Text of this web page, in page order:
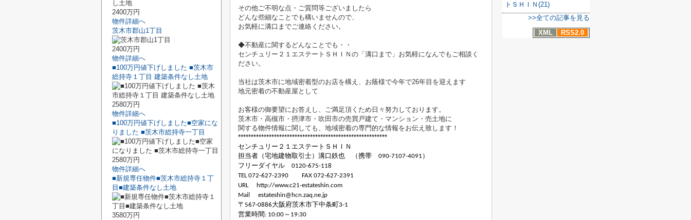
その他ご不明な点・ご質問等ございましたら
どんな些細なことでも構いませんので、
お気軽に溝口までご連絡ください。
◆不動産に関するどんなことでも・・
センチュリー２１エステートＳＨＩＮの「溝口まで」お気軽になんでもご相談く
ださい。
当社は茨木市に地域密着型のお店を構え、お蔭様で今年で26年目を迎えます
地元密着の不動産屋として
お客様の御要望にお答えし、ご満足頂くため日々努力しております。
茨木市・高槻市・摂津市・吹田市の売買戸建て・マンション・売土地に
関する物件情報に関しても、地域密着の専門的な情報をお伝え致します！
**********************************************************
センチュリー２１エステートＳＨＩＮ
担当者（宅地建物取引士）溝口鉄也 （携帯 090-7107-4091 ）
フリーダイヤル 0120-675-118
TEL 072-627-2390
FAX 072-627-2391
URL
http://www.c21-estateshin.com
Mail
estateshin@hcn.zaq.ne.jp
〒 567-0886大阪府茨木市下中条町3-1
営業時間 : 10:00～ 19:30
トＳＨＩＮ(21)
>>全ての記事を見る
XML
RSS2.0
2400万円
物件詳細へ
茨木市郡山1丁目
2400万円
物件詳細へ
■100万円値下げしました ■茨木市
総持寺１丁目 建築条件なし土地
2580万円
物件詳細へ
■100万円値下げしました■空家にな
りました ■茨木市総持寺一丁目
2580万円
物件詳細へ
■新規専任物件■茨木市総持寺１丁
目■建築条件なし土地
3580万円